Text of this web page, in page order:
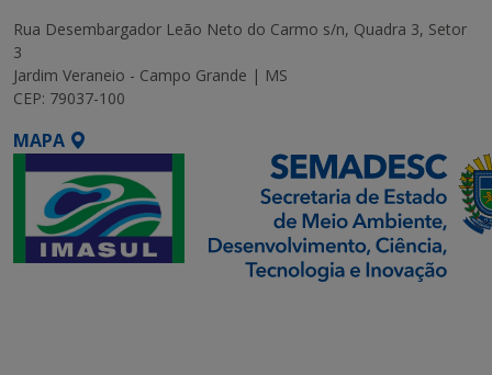
Rua Desembargador Leão Neto do Carmo s/n, Quadra 3, Setor
3
Jardim Veraneio - Campo Grande | MS
CEP: 79037-100
MAPA